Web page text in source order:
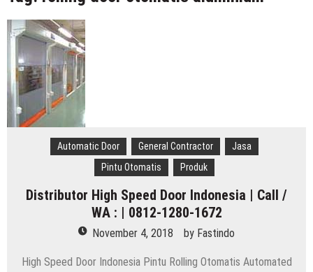
Indonesia
Distributor Hepa Filter Rumah Sakit
Hepa Filter Ruang Operasi
Harga High Speed Roller Door Indonesia
Painting Booth System | Call 0817.7984.4597
Distributor High Speed Door Indonesia | Call / WA : |
0812-1280-1672
Harga Filter Hepa untuk Rumah Sakit | Call : | 0812-
Automatic Door General Contractor
Jasa
Pintu Otomatis
Produk
Distributor High Speed Door Indonesia | Call /
WA : | 0812-1280-1672
November 4, 2018 by Fastindo
High Speed Door Indonesia Pintu Rolling Otomatis Automated